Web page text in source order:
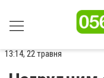
13:14, 22 травня